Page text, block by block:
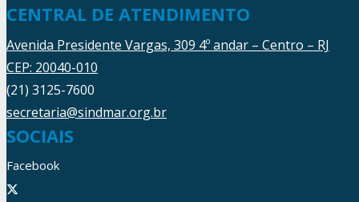
CENTRAL DE ATENDIMENTO
Avenida Presidente Vargas, 309 4º andar – Centro – RJ
CEP: 20040-010
(21) 3125-7600
secretaria@sindmar.org.br
SOCIAIS
Facebook